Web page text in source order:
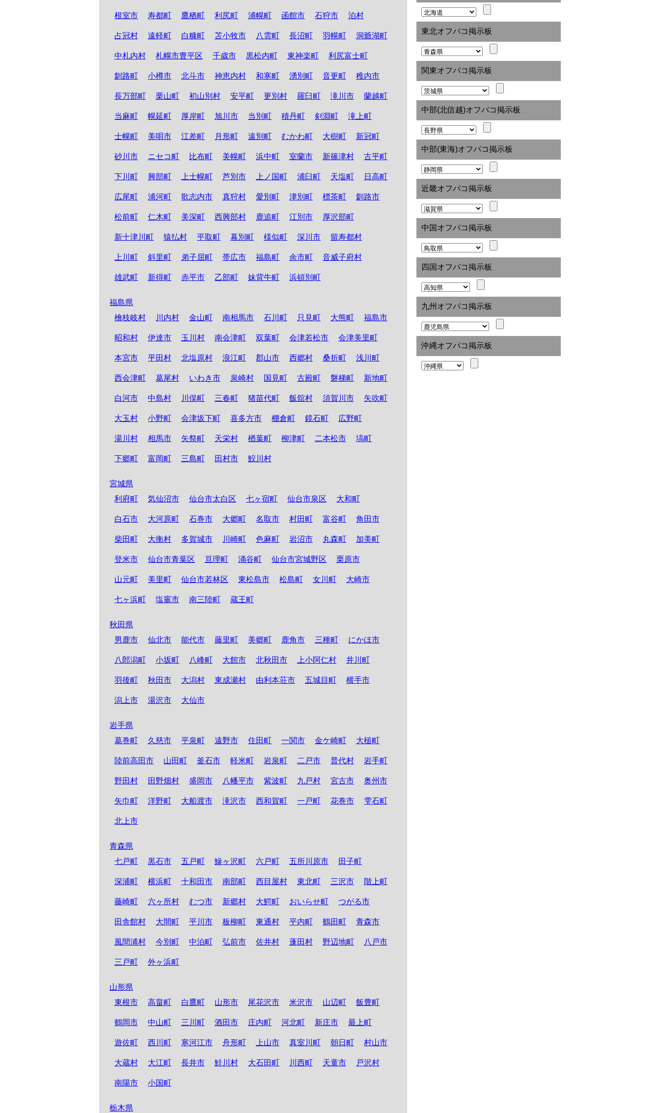
根室市 寿都町 鷹栖町 利尻町 浦幌町 函館市 石狩市 泊村
占冠村 遠軽町 白糠町 苫小牧市 八雲町 長沼町 羽幌町 洞爺湖町
中札内村 札幌市豊平区 千歳市 黒松内町 東神楽町 利尻富士町
釧路町 小樽市 北斗市 神恵内村 和寒町 湧別町 音更町 稚内市
長万部町 栗山町 初山別村 安平町 更別村 羅臼町 滝川市 蘭越町
当麻町 幌延町 厚岸町 旭川市 当別町 積丹町 剣淵町 滝上町
士幌町 美唄市 江差町 月形町 遠別町 むかわ町 大樹町 新冠町
砂川市 ニセコ町 比布町 美幌町 浜中町 室蘭市 新篠津村 古平町
下川町 興部町 上士幌町 芦別市 上ノ国町 浦臼町 天塩町 日高町
広尾町 浦河町 歌志内市 真狩村 愛別町 津別町 標茶町 釧路市
松前町 仁木町 美深町 西興部村 鹿追町 江別市 厚沢部町
新十津川町 猿払村 平取町 幕別町 様似町 深川市 留寿都村
上川町 斜里町 弟子屈町 帯広市 福島町 余市町 音威子府村
雄武町 新得町 赤平市 乙部町 妹背牛町 浜頓別町
福島県
檜枝岐村
川内村 金山町 南相馬市 石川町 只見町 大熊町 福島市
昭和村 伊達市 玉川村 南会津町 双葉町 会津若松市 会津美里町
本宮市 平田村 北塩原村 浪江町 郡山市 西郷村 桑折町 浅川町
西会津町 葛尾村 いわき市 泉崎村 国見町 古殿町 磐梯町 新地町
白河市 中島村 川俣町 三春町 猪苗代町 飯舘村 須賀川市 矢吹町
大玉村 小野町 会津坂下町 喜多方市 棚倉町 鏡石町 広野町
湯川村 相馬市 矢祭町 天栄村 楢葉町 柳津町 二本松市 塙町
下郷町 富岡町 三島町 田村市 鮫川村
宮城県
利府町
気仙沼市 仙台市太白区 七ヶ宿町 仙台市泉区 大和町
白石市 大河原町 石巻市 大郷町 名取市 村田町 富谷町 角田市
柴田町 大衡村 多賀城市 川崎町 色麻町 岩沼市 丸森町 加美町
登米市 仙台市青葉区 亘理町 涌谷町 仙台市宮城野区 栗原市
山元町 美里町 仙台市若林区 東松島市 松島町 女川町 大崎市
七ヶ浜町 塩竈市 南三陸町 蔵王町
秋田県
男鹿市
仙北市 能代市 藤里町 美郷町 鹿角市 三種町 にかほ市
八郎潟町 小坂町 八峰町 大館市 北秋田市 上小阿仁村 井川町
羽後町 秋田市 大潟村 東成瀬村 由利本荘市 五城目町 横手市
潟上市 湯沢市 大仙市
岩手県
葛巻町
久慈市 平泉町 遠野市 住田町 一関市 金ケ崎町 大槌町
陸前高田市 山田町 釜石市 軽米町 岩泉町 二戸市 普代村 岩手町
野田村 田野畑村 盛岡市 八幡平市 紫波町 九戸村 宮古市 奥州市
矢巾町 洋野町 大船渡市 滝沢市 西和賀町 一戸町 花巻市 雫石町
北上市
青森県
七戸町
黒石市 五戸町 鰺ヶ沢町 六戸町 五所川原市 田子町
深浦町 横浜町 十和田市 南部町 西目屋村 東北町 三沢市 階上町
藤崎町 六ヶ所村 むつ市 新郷村 大鰐町 おいらせ町 つがる市
田舎館村 大間町 平川市 板柳町 東通村 平内町 鶴田町 青森市
風間浦村 今別町 中泊町 弘前市 佐井村 蓬田村 野辺地町 八戸市
三戸町 外ヶ浜町
山形県
東根市
高畠町 白鷹町 山形市 尾花沢市 米沢市 山辺町 飯豊町
鶴岡市 中山町 三川町 酒田市 庄内町 河北町 新庄市 最上町
遊佐町 西川町 寒河江市 舟形町 上山市 真室川町 朝日町 村山市
大蔵村 大江町 長井市 鮭川村 大石田町 川西町 天童市 戸沢村
南陽市 小国町
栃木県
東北オフパコ掲示板
関東オフパコ掲示板
中部(北信越)オフパコ掲示板
中部(東海)オフパコ掲示板
近畿オフパコ掲示板
中国オフパコ掲示板
四国オフパコ掲示板
九州オフパコ掲示板
沖縄オフパコ掲示板